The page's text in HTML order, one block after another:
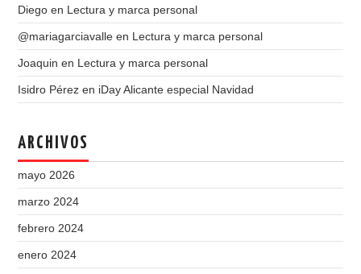
Diego en Lectura y marca personal
@mariagarciavalle en Lectura y marca personal
Joaquin en Lectura y marca personal
Isidro Pérez en iDay Alicante especial Navidad
ARCHIVOS
mayo 2026
marzo 2024
febrero 2024
enero 2024